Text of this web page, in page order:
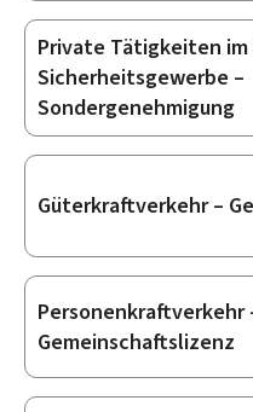
Private Tätigkeiten im
Sicherheitsgewerbe –
Sondergenehmigung
Güterkraftverkehr –
Personenkraftverkehr
Gemeinschaftslizenz